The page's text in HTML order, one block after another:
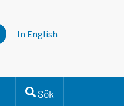
In English
Sök